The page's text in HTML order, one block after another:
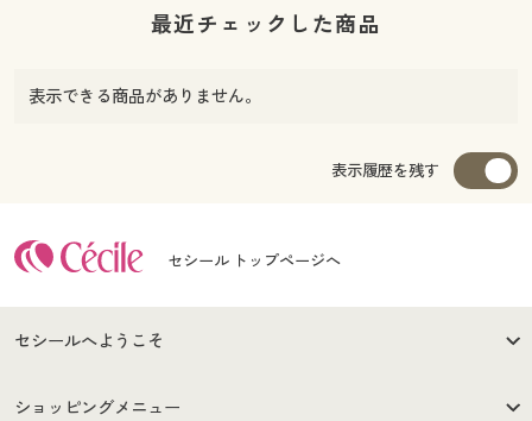
最近チェックした商品
表示できる商品がありません。
表示履歴を残す
セシール トップページへ
セシールへようこそ
はじめての方へ
ショッピングメニュー